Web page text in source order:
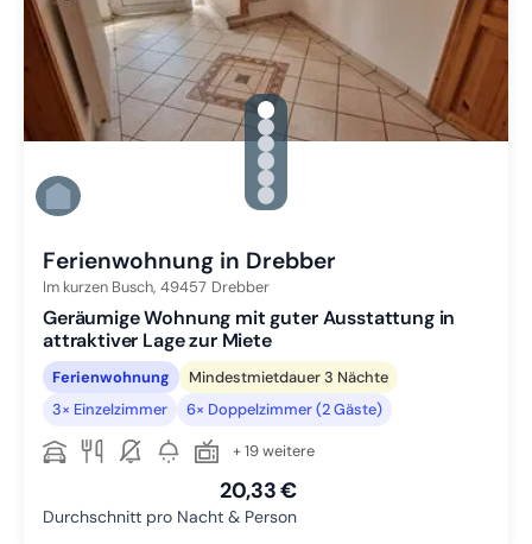
gallery.slide_selector
Zu Slide 1 wechseln
Zu Slide 2 wechseln
Zu Slide 3 wechseln
Zu Slide 4 wechseln
Zu Slide 5 wechseln
Zu Slide 6 wechseln
Ferienwohnung in Drebber
Im kurzen Busch, 49457 Drebber
Geräumige Wohnung mit guter Ausstattung in
attraktiver Lage zur Miete
Ferienwohnung
Mindestmietdauer 3 Nächte
3× Einzelzimmer
6× Doppelzimmer (2 Gäste)
+ 19 weitere
20,33 €
Durchschnitt pro Nacht & Person